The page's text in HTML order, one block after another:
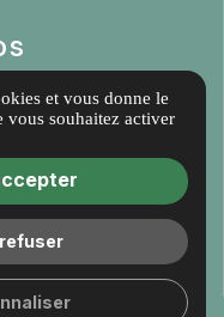
et vous donne le
vous souhaitez activer